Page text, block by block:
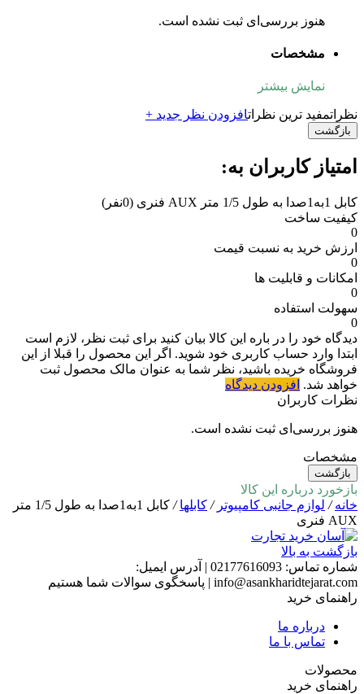
هنوز بررسی‌ای ثبت نشده است.
مشخصات
نمایش بیشتر
نظراتمفید ترین نظراتافزودن نظر جدید +
بازگشت
امتیاز کاربران به:
کابل 1به1صدا به طول 1/5 متر AUX فنری
(0نفر)
کیفیت ساخت
0
ارزش خرید به نسبت قیمت
0
امکانات و قابلیت ها
0
سهولت استفاده
0
دیدگاه خود را در باره این کالا بیان کنید برای ثبت نظر، لازم است
ابتدا وارد حساب کاربری خود شوید. اگر این محصول را قبلا از این
فروشگاه خریده باشید، نظر شما به عنوان مالک محصول ثبت
خواهد شد. افزودن دیدگاه
نظرات کاربران
هنوز بررسی‌ای ثبت نشده است.
مشخصات
بازگشت
بازخورد درباره این کالا
خانه/ لوازم جانبی کامپیوتر / کابلها/
کابل 1به1صدا به طول 1/5 متر
AUX فنری
بازگشت به بالا
شماره تماس: 02177616093
| آدرس ایمیل:
info@asankharidtejarat.com
| پاسخگوی سوالات شما هستیم
راهنمای خرید
درباره ما
تماس با ما
محصولات
راهنمای خرید